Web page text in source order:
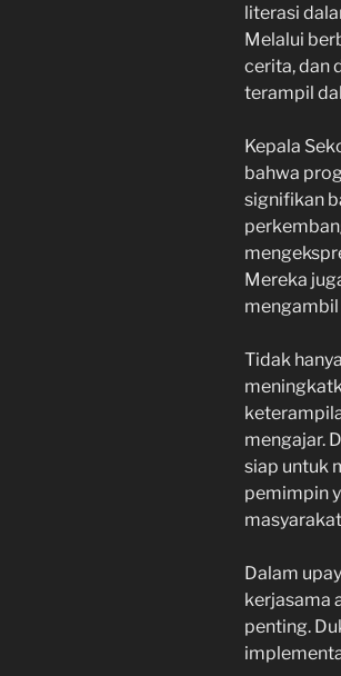
literasi
Melalui
cerita, dan
terampil
Kepala
bahwa
signifikan
Mereka
mengambil
Tidak
mengajar.
siap untuk
pemimpin
Dalam
kerjasama
penting.